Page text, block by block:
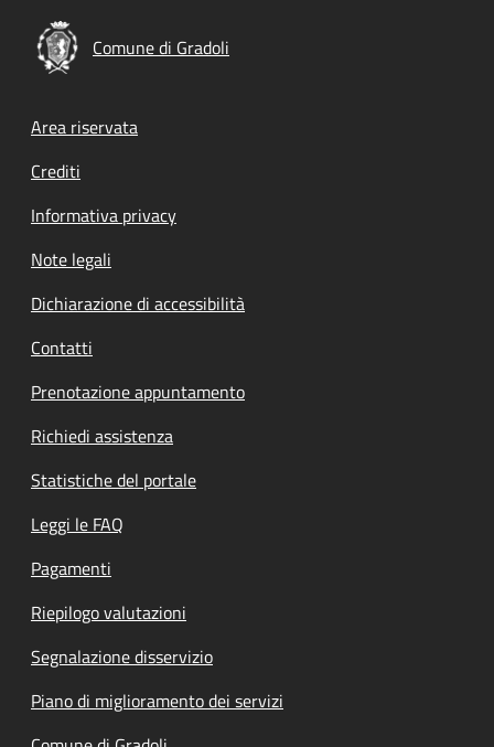
Comune di Gradoli
Footer menu
Area riservata
Crediti
Informativa privacy
Note legali
Dichiarazione di accessibilità
Contatti
Prenotazione appuntamento
Richiedi assistenza
Statistiche del portale
Leggi le FAQ
Pagamenti
Riepilogo valutazioni
Segnalazione disservizio
Piano di miglioramento dei servizi